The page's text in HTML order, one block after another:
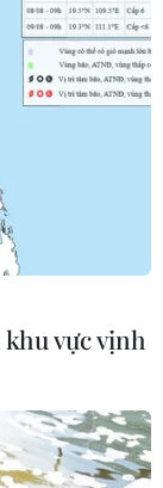
Campuchia
Trận
vực vịnh